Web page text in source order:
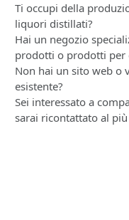
Ti occupi della
liquori distillati?
Hai un negozio
prodotti o prodotti per
Non hai un sito web o
esistente?
Sei interessato a
sarai ricontattato al